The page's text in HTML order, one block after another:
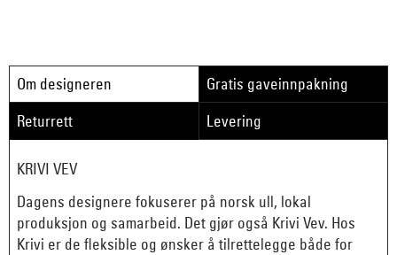
Om designeren
Gratis gaveinnpakning
Returrett
Levering
KRIVI VEV
Dagens designere fokuserer på norsk ull, lokal
produksjon og samarbeid. Det gjør også Krivi Vev. Hos
Krivi er de fleksible og ønsker å tilrettelegge både for